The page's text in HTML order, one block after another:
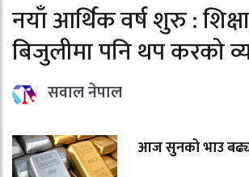
नयाँ आर्थिक वर्ष शुरु :
बिजुलीमा पनि थप करको
सवाल नेपाल
आज सुनको भाउ